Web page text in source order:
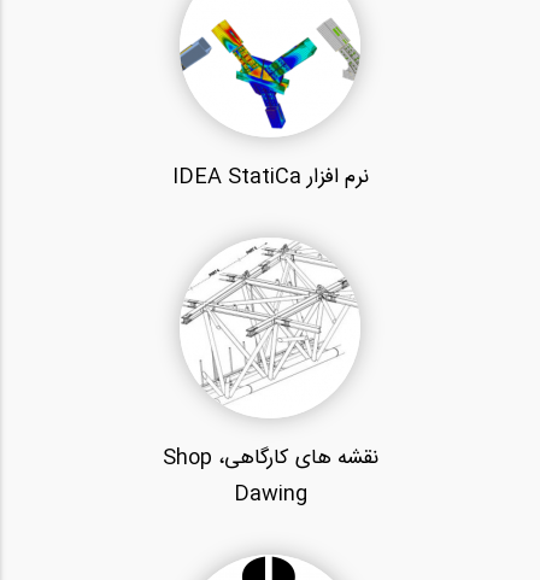
نرم افزار IDEA StatiCa
نقشه های کارگاهی، Shop
Dawing